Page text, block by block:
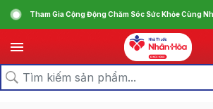
Tham Gia Cộng Động Chăm Sóc Sức Khỏe Cùng